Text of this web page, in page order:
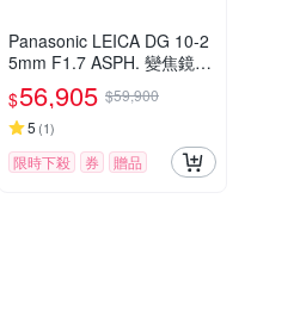
Panasonic LEICA DG 10-2
5mm F1.7 ASPH. 變焦鏡頭
公司貨
$56,905 $59,900
5 (1)
限時下殺 券 贈品